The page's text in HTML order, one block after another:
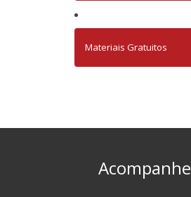
Materiais Gratuitos
Acompanhe